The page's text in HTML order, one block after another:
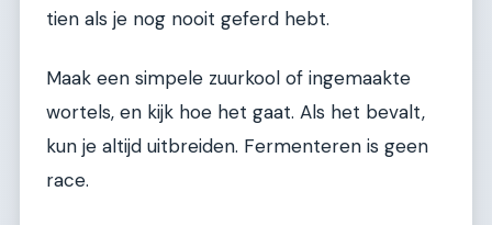
tien als je nog nooit geferd hebt.
Maak een simpele zuurkool of ingemaakte
wortels, en kijk hoe het gaat. Als het bevalt,
kun je altijd uitbreiden. Fermenteren is geen
race.